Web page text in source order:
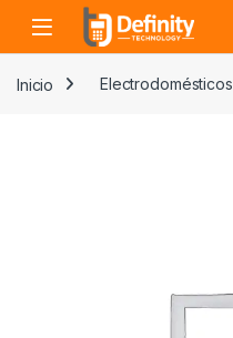
Skip to navigation
Skip to content
Open
Inicio Electrodomésticos